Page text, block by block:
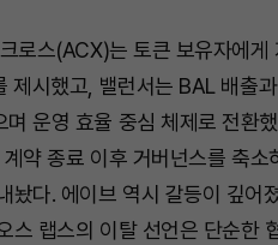
로스(ACX)는 토큰 보유자에게
제시했고, 밸런서는 BAL 배출
운영 효율 중심 체제로 전환
약 종료 이후 거버넌스를 축소
놨다. 에이브 역시 갈등이 깊어
스 랩스의 이탈 선언은 단순한